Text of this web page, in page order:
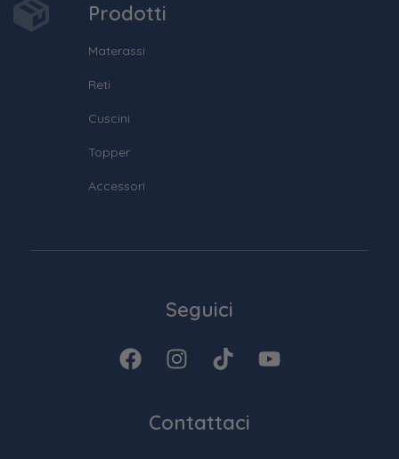
Prodotti
Materassi
Reti
Cuscini
Topper
Accessori
Seguici
Contattaci